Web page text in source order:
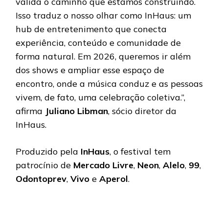
Isso traduz o nosso olhar como InHaus: um
hub de entretenimento que conecta
experiência, conteúdo e comunidade de
forma natural. Em 2026, queremos ir além
dos shows e ampliar esse espaço de
encontro, onde a música conduz e as pessoas
vivem, de fato, uma celebração coletiva.”,
afirma Juliano Libman, sócio diretor da
InHaus.
Produzido pela InHaus, o festival tem
patrocínio de Mercado Livre, Neon, Alelo, 99,
Odontoprev, Vivo e Aperol.